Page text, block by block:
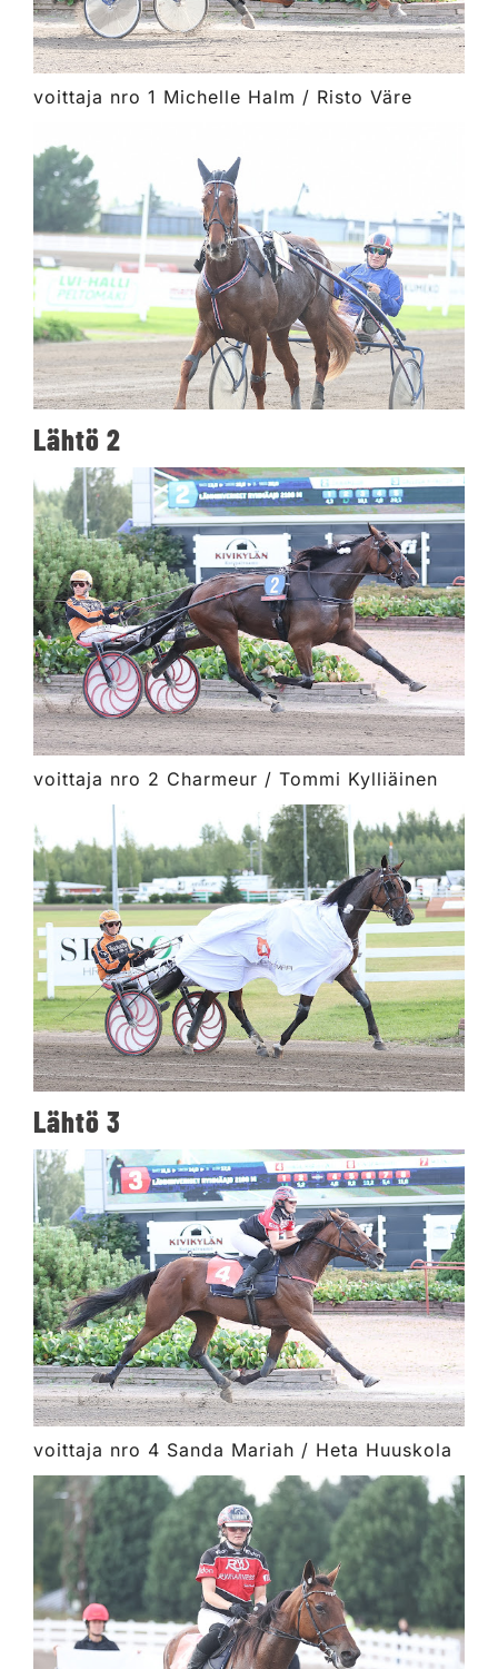
voittaja nro 1 Michelle Halm / Risto Väre
Lähtö 2
voittaja nro 2 Charmeur / Tommi Kylliäinen
Lähtö 3
voittaja nro 4 Sanda Mariah / Heta Huuskola